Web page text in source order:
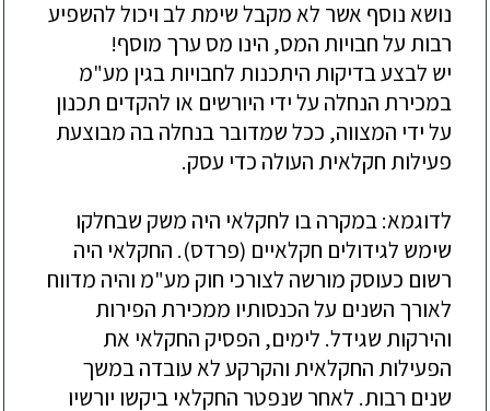
נושא נוסף אשר לא מקבל שימת לב ויכול להשפיע
רבות על חבויות המס, הינו מס ערך מוסף!
יש לבצע בדיקות היתכנות לחבויות בגין מע"מ
במכירת הנחלה על ידי היורשים או להקדים תכנון
על ידי המצווה, ככל שמדובר בנחלה בה מבוצעת
פעילות חקלאית העולה כדי עסק.
לדוגמא: במקרה בו לחקלאי היה משק שבחלקו
שימש לגידולים חקלאיים (פרדס). החקלאי היה
רשום כעוסק מורשה לצורכי חוק מע"מ והיה מדווח
לאורך השנים על הכנסותיו ממכירת הפירות
והירקות שגידל. לימים, הפסיק החקלאי את
הפעילות החקלאית והקרקע לא עובדה במשך
שנים רבות. לאחר שנפטר החקלאי ביקשו יורשיו